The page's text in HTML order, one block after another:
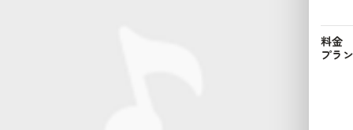
料金
プラン